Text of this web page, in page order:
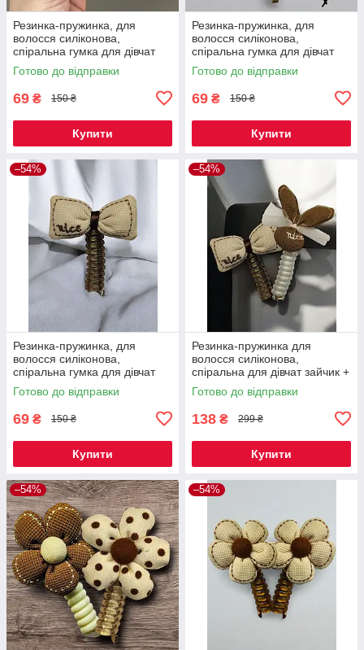
Резинка-пружинка, для
волосся силіконова,
спіральна гумка для дівчат
квіточка шоколадна 1 шт Код
00-0496
Готово до відправки
69 ₴ 150 ₴
Купити
Резинка-пружинка, для
волосся силіконова,
спіральна гумка для дівчат
Зайчик Nice 1 шт Код 00-0504
Готово до відправки
69 ₴ 150 ₴
Купити
–54%
Резинка-пружинка, для
волосся силіконова,
спіральна гумка для дівчат
Бантик Nice 1 шт Код 00-0508
Готово до відправки
69 ₴ 150 ₴
Купити
–54%
Резинка-пружинка для
волосся силіконова,
спіральна для дівчат зайчик +
бантик Nice 2 шт Код 00-0564
Готово до відправки
138 ₴ 299 ₴
Купити
–54% –54%